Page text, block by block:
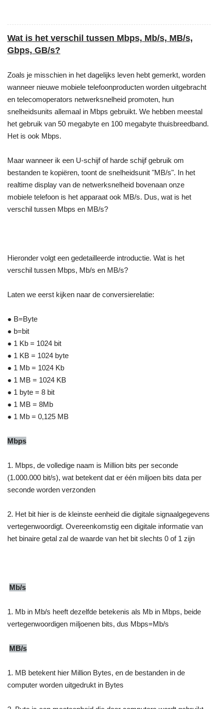
Wat is het verschil tussen Mbps, Mb/s, MB/s,
Gbps, GB/s?
Zoals je misschien in het dagelijks leven hebt gemerkt, worden
wanneer nieuwe mobiele telefoonproducten worden uitgebracht
en telecomoperators netwerksnelheid promoten, hun
snelheidsunits allemaal in Mbps gebruikt. We hebben meestal
het gebruik van 50 megabyte en 100 megabyte thuisbreedband.
Het is ook Mbps.
Maar wanneer ik een U-schijf of harde schijf gebruik om
bestanden te kopiëren, toont de snelheidsunit "MB/s". In het
realtime display van de netwerksnelheid bovenaan onze
mobiele telefoon is het apparaat ook MB/s. Dus, wat is het
verschil tussen Mbps en MB/s?
Hieronder volgt een gedetailleerde introductie. Wat is het
verschil tussen Mbps, Mb/s en MB/s?
Laten we eerst kijken naar de conversierelatie:
● B=Byte
● b=bit
● 1 Kb = 1024 bit
● 1 KB = 1024 byte
● 1 Mb = 1024 Kb
● 1 MB = 1024 KB
● 1 byte = 8 bit
● 1 MB = 8Mb
● 1 Mb = 0,125 MB
Mbps
1. Mbps, de volledige naam is Million bits per seconde
(1.000.000 bit/s), wat betekent dat er één miljoen bits data per
seconde worden verzonden
2. Het bit hier is de kleinste eenheid die digitale signaalgegevens
vertegenwoordigt. Overeenkomstig een digitale informatie van
het binaire getal zal de waarde van het bit slechts 0 of 1 zijn
Mb/s
1. Mb in Mb/s heeft dezelfde betekenis als Mb in Mbps, beide
vertegenwoordigen miljoenen bits, dus Mbps=Mb/s
MB/s
1. MB betekent hier Million Bytes, en de bestanden in de
computer worden uitgedrukt in Bytes